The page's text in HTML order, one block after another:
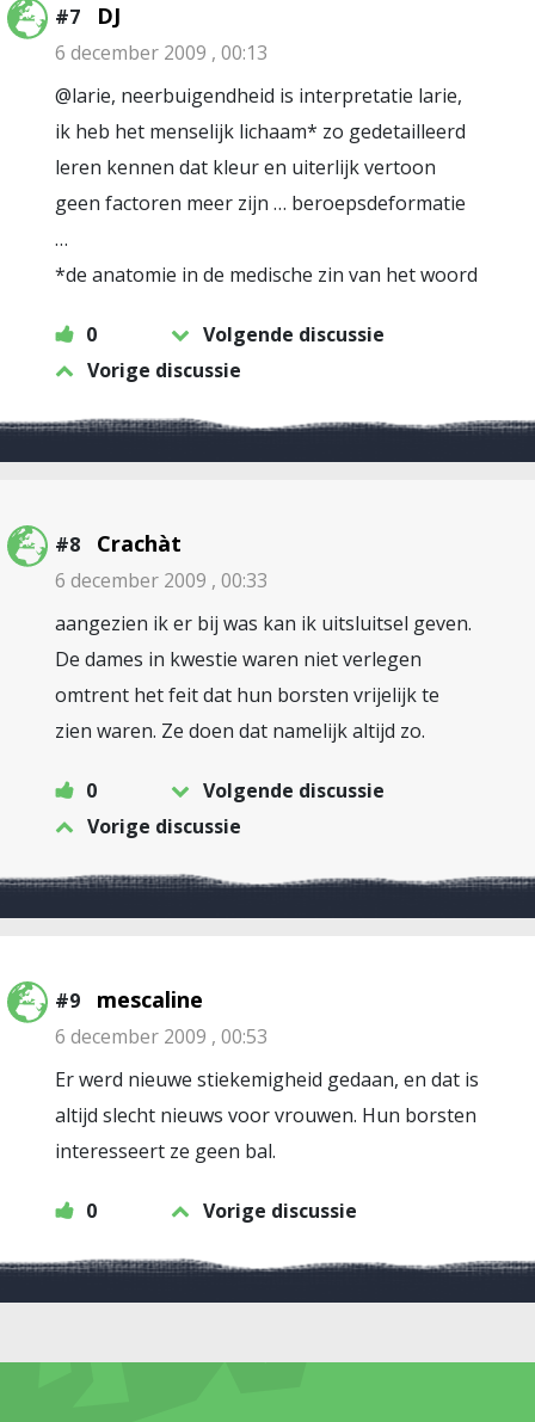
#7 DJ
6 december 2009 , 00:13
@larie, neerbuigendheid is interpretatie larie,
ik heb het menselijk lichaam* zo gedetailleerd
leren kennen dat kleur en uiterlijk vertoon
geen factoren meer zijn … beroepsdeformatie
…
*de anatomie in de medische zin van het woord
0
Volgende discussie
Vorige discussie
#8 Crachàt
6 december 2009 , 00:33
aangezien ik er bij was kan ik uitsluitsel geven.
De dames in kwestie waren niet verlegen
omtrent het feit dat hun borsten vrijelijk te
zien waren. Ze doen dat namelijk altijd zo.
0
Volgende discussie
Vorige discussie
#9 mescaline
6 december 2009 , 00:53
Er werd nieuwe stiekemigheid gedaan, en dat is
altijd slecht nieuws voor vrouwen. Hun borsten
interesseert ze geen bal.
0 Vorige discussie